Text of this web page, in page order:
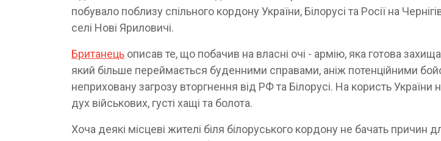
побувало поблизу спільного кордону України, Білорусі та Росії на
селі Нові Яриловичі.
Британець описав те, що побачив на власні очі - армію, яка готова
який більше переймається буденними справами, аніж потенційними
неприховану загрозу вторгнення від РФ та Білорусі. На користь України
дух військових, густі хащі та болота.
Хоча деякі місцеві жителі біля білоруського кордону не бачать причин